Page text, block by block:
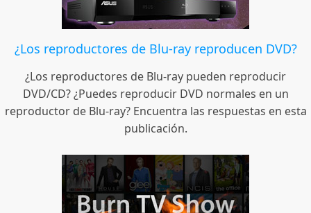
¿Los reproductores de Blu-ray reproducen DVD?
¿Los reproductores de Blu-ray pueden reproducir
DVD/CD? ¿Puedes reproducir DVD normales en un
reproductor de Blu-ray? Encuentra las respuestas en esta
publicación.